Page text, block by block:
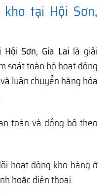
tại Hội Sơn,
Sơn, Gia Lai là giải
soát toàn bộ hoạt động
luân chuyển hàng hóa
toàn và đồng bộ theo
hoạt động kho hàng ở
hoặc điện thoại.